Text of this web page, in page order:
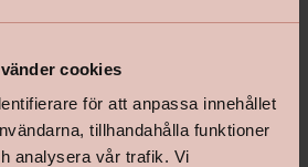
cookies
för att anpassa innehållet
tillhandahålla funktioner
analysera vår trafik. Vi
Gammeldags Trallsåpa
Vitpigmenterad
2,5L